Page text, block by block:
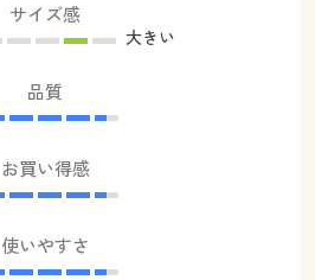
サイズ感
大きい
品質
お買い得感
使いやすさ